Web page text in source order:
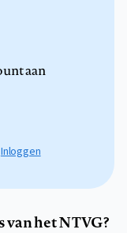
aan
Inloggen
het NTVG?